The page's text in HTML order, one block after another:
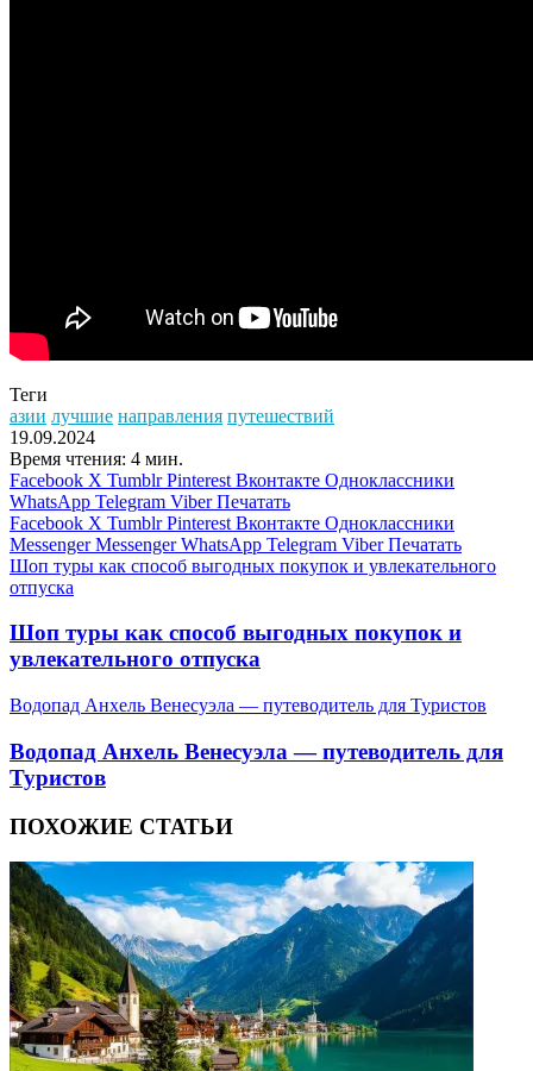
Теги
азии лучшие направления путешествий
19.09.2024
Время чтения: 4 мин.
Facebook X Tumblr Pinterest Вконтакте Одноклассники
WhatsApp Telegram Viber Печатать
Facebook X Tumblr Pinterest Вконтакте Одноклассники
Messenger Messenger WhatsApp Telegram Viber Печатать
Шоп туры как способ выгодных покупок и увлекательного
отпуска
Шоп туры как способ выгодных покупок и
увлекательного отпуска
Водопад Анхель Венесуэла — путеводитель для Туристов
Водопад Анхель Венесуэла — путеводитель для
Туристов
ПОХОЖИЕ СТАТЬИ